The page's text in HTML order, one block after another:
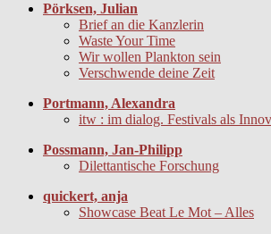
Pörksen, Julian
Brief an die Kanzlerin
Waste Your Time
Wir wollen Plankton sein
Verschwende deine Zeit
Portmann, Alexandra
itw : im dialog. Festivals als
Possmann, Jan-Philipp
Dilettantische Forschung
quickert, anja
Showcase Beat Le Mot – Alles